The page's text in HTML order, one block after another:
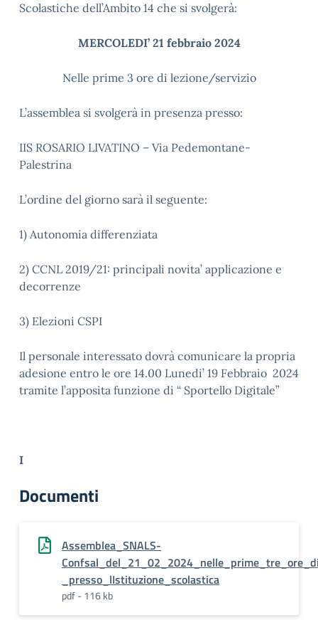
Scolastiche dell’Ambito 14 che si svolgerà:
MERCOLEDI’ 21 febbraio 2024
Nelle prime 3 ore di lezione/servizio
L’assemblea si svolgerà in presenza presso:
IIS ROSARIO LIVATINO – Via Pedemontane-
Palestrina
L’ordine del giorno sarà il seguente:
1) Autonomia differenziata
2) CCNL 2019/21: principali novita’ applicazione e
decorrenze
3) Elezioni CSPI
Il personale interessato dovrà comunicare la propria
adesione entro le ore 14.00 Lunedi’ 19 Febbraio 2024
tramite l’apposita funzione di “ Sportello Digitale”
I
Documenti
Assemblea_SNALS-
_presso_lIstituzione_scolastica
pdf - 116 kb